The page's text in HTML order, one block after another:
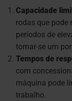
Capacidade
rodas que pode
períodos de
tornar-se um
Tempos de
com
máquina pode
trabalho.